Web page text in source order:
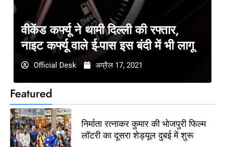
Featured
निर्माता रत्नाकर कुमार की भोजपुरी फिल्म
लॉटरी का दूसरा शेड्यूल दुबई में शुरू
वीकेंड कर्फ्यू ने थामी दिल्ली की रफ्तार,
नाइट कर्फ्यू वाले ई-पास इस बंदी में भी लागू
Official Desk अप्रैल 17, 2021